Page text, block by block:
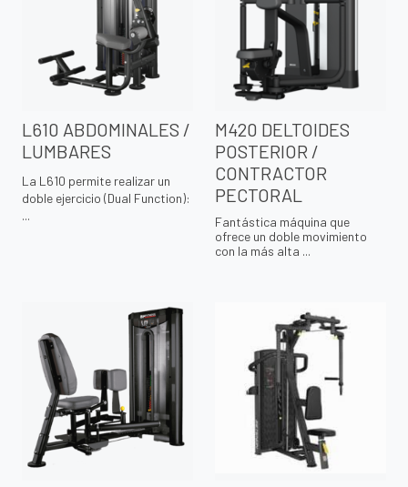
L610 ABDOMINALES /
LUMBARES
La L610 permite realizar un
doble ejercicio (Dual Function):
...
M420 DELTOIDES
POSTERIOR /
CONTRACTOR
PECTORAL
Fantástica máquina que
ofrece un doble movimiento
con la más alta ...